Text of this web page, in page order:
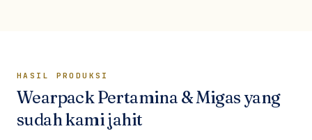
HASIL PRODUKSI
Wearpack Pertamina & Migasyang
sudah kami jahit